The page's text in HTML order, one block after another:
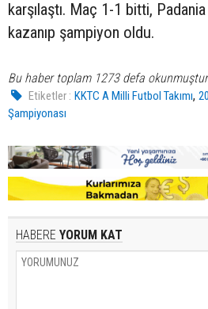
karşılaştı. Maç 1-1 bitti,
kazanıp şampiyon oldu.
Bu haber toplam 1273 defa okunmuştur
Etiketler : KKTC A Milli Futbol Takımı,
Şampiyonası
HABERE YORUM KAT